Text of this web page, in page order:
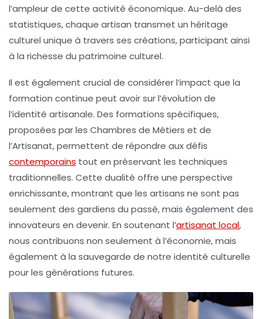
l’ampleur de cette activité économique. Au-delà des
statistiques, chaque artisan transmet un héritage
culturel unique à travers ses créations, participant ainsi
à la richesse du patrimoine culturel.
Il est également crucial de considérer l’impact que la
formation continue peut avoir sur l’évolution de
l’identité artisanale. Des formations spécifiques,
proposées par les Chambres de Métiers et de
l’Artisanat, permettent de répondre aux défis
contemporains tout en préservant les techniques
traditionnelles. Cette dualité offre une perspective
enrichissante, montrant que les artisans ne sont pas
seulement des gardiens du passé, mais également des
innovateurs en devenir. En soutenant l’artisanat local,
nous contribuons non seulement à l’économie, mais
également à la sauvegarde de notre identité culturelle
pour les générations futures.